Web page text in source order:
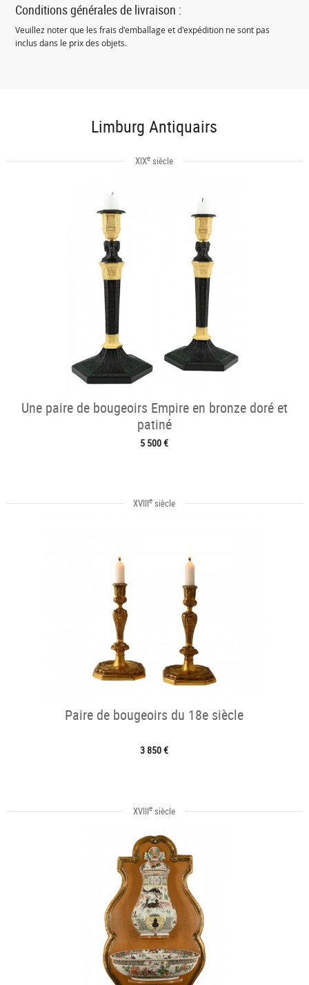
Conditions générales de livraison :
Veuillez noter que les frais d'emballage et d'expédition ne sont pas
inclus dans le prix des objets.
Limburg Antiquairs
XIXe siècle
Une paire de bougeoirs Empire en bronze doré et
patiné
5 500 €
XVIIIe siècle
Paire de bougeoirs du 18e siècle
3 850 €
XVIIIe siècle